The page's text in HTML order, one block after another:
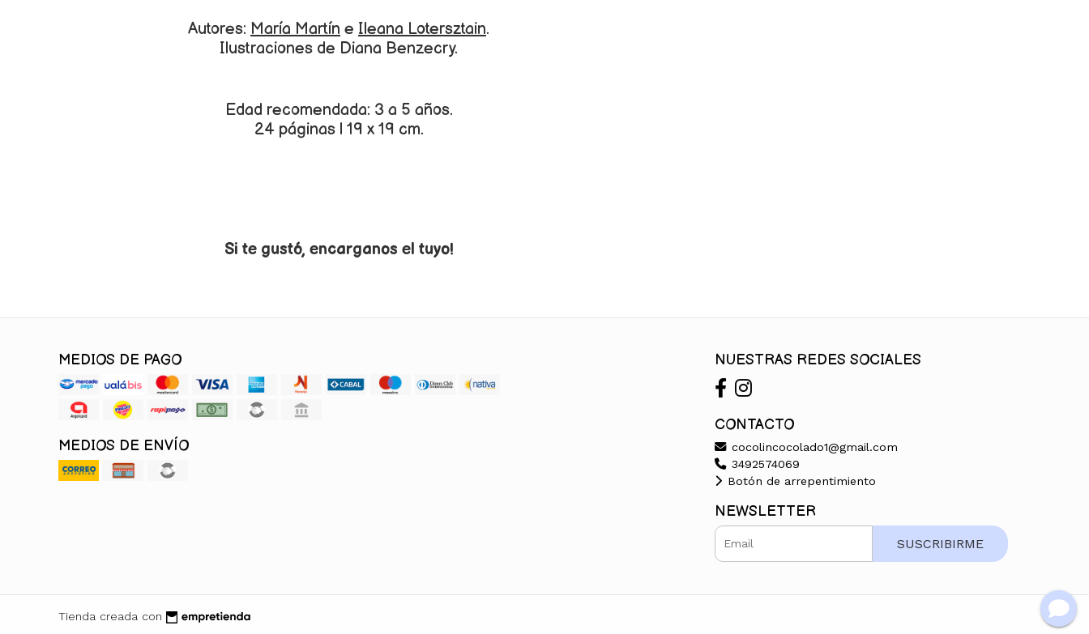
Autores: María Martín e Ileana Lotersztain.
Ilustraciones de Diana Benzecry.
Edad recomendada: 3 a 5 años.
24 páginas | 19 x 19 cm.
Si te gustó, encarganos el tuyo!
MEDIOS DE PAGO
MEDIOS DE ENVÍO
NUESTRAS REDES SOCIALES
CONTACTO
cocolincocolado1@gmail.com
3492574069
Botón de arrepentimiento
NEWSLETTER
SUSCRIBIRME
Tienda creada con